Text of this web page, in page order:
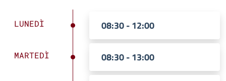
LUNEDÌ 08:30 - 12:00
MARTEDÌ 08:30 - 13:00